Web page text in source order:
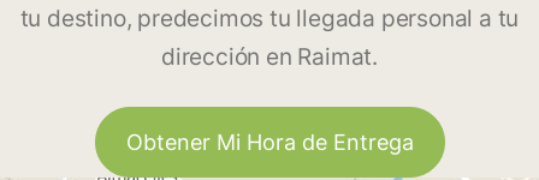
tu destino, predecimos tu llegada personal a tu
dirección en Raimat.
Obtener Mi Hora de Entrega